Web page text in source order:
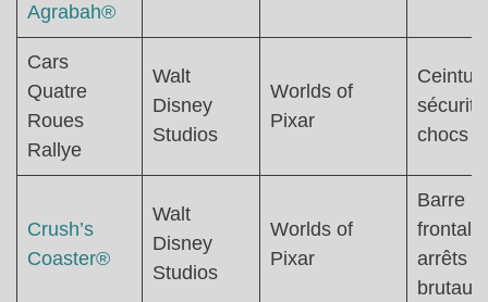
Agrabah®
Cars
Quatre
Roues
Rallye
Walt
Disney
Studios
Worlds of
Pixar
chocs
Crush’s
Coaster®
Walt
Disney
Studios
Worlds of
Pixar
Barre
frontale
arrêts
brutaux